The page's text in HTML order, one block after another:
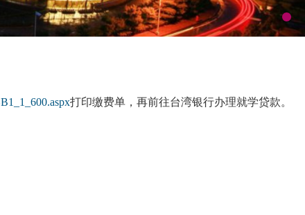
打印缴费单，再前往台湾银行办理就学贷款。